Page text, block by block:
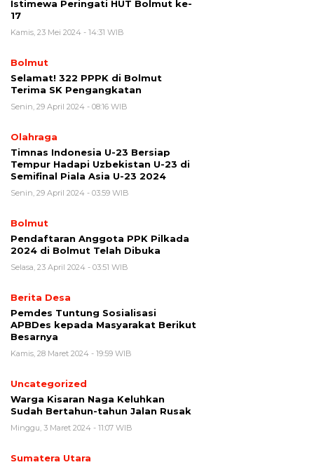
Istimewa Peringati HUT Bolmut ke-
17
Kamis, 23 Mei 2024 - 14:31 WIB
Bolmut
Selamat! 322 PPPK di Bolmut
Terima SK Pengangkatan
Senin, 29 April 2024 - 08:16 WIB
Olahraga
Timnas Indonesia U-23 Bersiap
Tempur Hadapi Uzbekistan U-23 di
Semifinal Piala Asia U-23 2024
Senin, 29 April 2024 - 03:59 WIB
Bolmut
Pendaftaran Anggota PPK Pilkada
2024 di Bolmut Telah Dibuka
Selasa, 23 April 2024 - 03:51 WIB
Berita Desa
Pemdes Tuntung Sosialisasi
APBDes kepada Masyarakat Berikut
Besarnya
Kamis, 28 Maret 2024 - 19:59 WIB
Uncategorized
Warga Kisaran Naga Keluhkan
Sudah Bertahun-tahun Jalan Rusak
Minggu, 3 Maret 2024 - 11:07 WIB
Sumatera Utara